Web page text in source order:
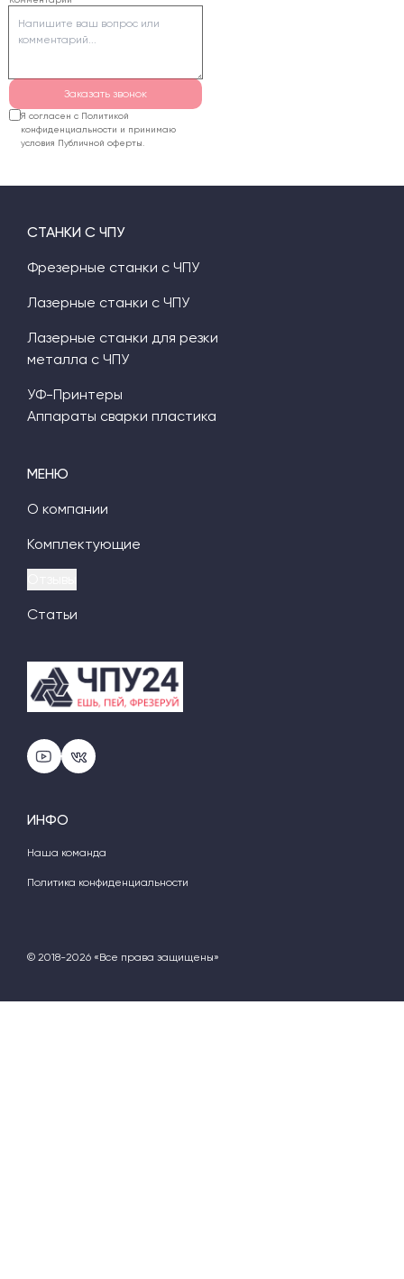
аспирации.
Заказать звонок
Я согласен с Политикой
конфиденциальности и принимаю
условия Публичной оферты.
МЕНЮ
О компании
Комплектующие
Статьи
СТАНКИ С ЧПУ
Фрезерные станки с ЧПУ
Лазерные станки с ЧПУ
Лазерные станки для резки
металла с ЧПУ
УФ-Принтеры
Аппараты сварки пластика
ИНФО
Наша команда
Политика конфиденциальности
© 2018-2026 «Все права защищены»